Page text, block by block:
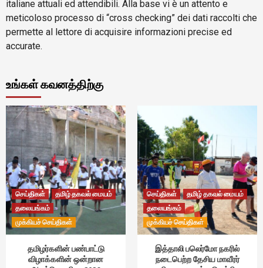
italiane attuali ed attendibili. Alla base vi è un attento e
meticoloso processo di “cross checking” dei dati raccolti che
permette al lettore di acquisire informazioni precise ed
accurate.
உங்கள் கவனத்திற்கு
செய்திகள்
தமிழ் தகவல் மையம்
தலையங்கம்
முக்கியச் செய்திகள்
தமிழர்களின் பண்பாட்டு
விழாக்களின் ஒன்றான
செய்திகள்
தமிழ் தகவல் மையம்
தலையங்கம்
முக்கியச் செய்திகள்
இத்தாலி பலெர்மோ நகரில்
நடைபெற்ற தேசிய மாவீரர்